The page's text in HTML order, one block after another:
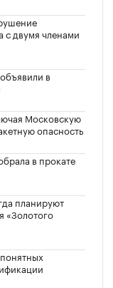
с двумя членами
в
Московскую
опасность
в прокате
планируют
«Золотого